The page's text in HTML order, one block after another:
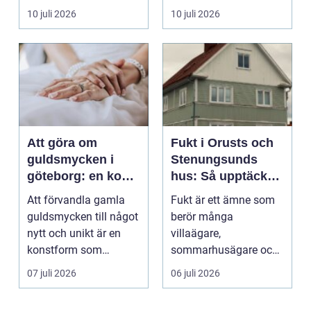
verksamheter. Den
används för att fl...
10 juli 2026
För många ä...
10 juli 2026
Att göra om
guldsmycken i
göteborg: en konst
att förnya det
gamla
Att förvandla gamla
guldsmycken till något
nytt och unikt är en
konstform som
kombinerar
traditionel...
07 juli 2026
Fukt i Orusts och
Stenungsunds
hus: Så upptäcker
och åtgärdar du
problemet
Fukt är ett ämne som
berör många
villaägare,
sommarhusägare och
bosta...
06 juli 2026